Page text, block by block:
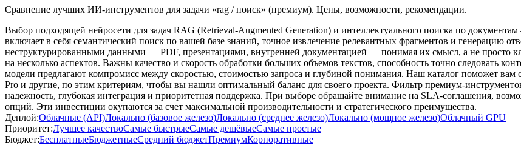
Сравнение лучших ИИ-инструментов для задачи «rag / поиск» (премиум). Цены, возможности, рекомендации.
Выбор подходящей нейросети для задач RAG (Retrieval-Augmented Generation) и интеллектуального поиска по
включает в себя семантический поиск по вашей базе знаний, точное извлечение релевантных фрагментов и генерацию
неструктурированными данными — PDF, презентациями, внутренней документацией — понимая их смысл, а не просто
на несколько аспектов. Важны качество и скорость обработки больших объемов текстов, способность точно следовать
модели предлагают компромисс между скоростью, стоимостью запроса и глубиной понимания. Наш каталог поможет вам
Pro и другие, по этим критериям, чтобы вы нашли оптимальный баланс для своего проекта. Фильтр премиум-
надежность, глубокая интеграция и приоритетная поддержка. При выборе обращайте внимание на SLA-соглашения,
опций. Эти инвестиции окупаются за счет максимальной производительности и стратегического преимущества.
Деплой:Облачные (API)Локально (базовое железо)Локально (среднее железо)Локально (мощное железо)Облачный GPU
Приоритет:Лучшее качествоСамые быстрыеСамые дешёвыеСамые простые
Бюджет:БесплатныеБюджетныеСредний бюджетПремиумКорпоративные